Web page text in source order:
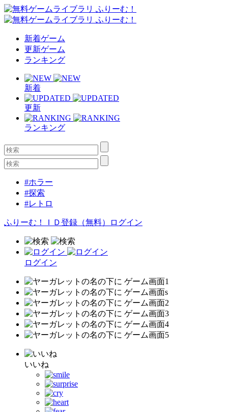
新着ゲーム
更新ゲーム
ランキング
新着
更新
ランキング
#ホラー
#探索
#レトロ
ふりーむ！ＩＤ登録（無料） ログイン
ログイン
いいね